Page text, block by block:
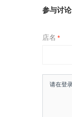
参与讨论
店名 *